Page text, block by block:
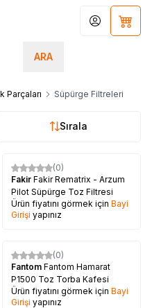
ARA
Hesabım
Parçaları Süpürge Filtreleri
Sırala
(0)
Fakir Fakir Rematrix - Arzum
Pilot Süpürge Toz Filtresi
Ürün fiyatını görmek için Bayi
Girişi yapınız
(0)
Fantom Fantom Hamarat
P1500 Toz Torba Kafesi
Ürün fiyatını görmek için Bayi
Girişi yapınız